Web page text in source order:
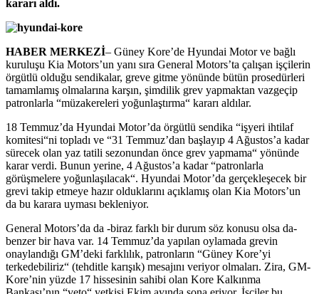
kararı aldı.
HABER MERKEZİ– Güney Kore’de Hyundai Motor ve bağlı
kuruluşu Kia Motors’un yanı sıra General Motors’ta çalışan işçilerin
örgütlü olduğu sendikalar, greve gitme yönünde bütün prosedürleri
tamamlamış olmalarına karşın, şimdilik grev yapmaktan vazgeçip
patronlarla “müzakereleri yoğunlaştırma“ kararı aldılar.
18 Temmuz’da Hyundai Motor’da örgütlü sendika “işyeri ihtilaf
komitesi“ni topladı ve “31 Temmuz’dan başlayıp 4 Ağustos’a kadar
sürecek olan yaz tatili sezonundan önce grev yapmama“ yönünde
karar verdi. Bunun yerine, 4 Ağustos’a kadar “patronlarla
görüşmelere yoğunlaşılacak“. Hyundai Motor’da gerçekleşecek bir
grevi takip etmeye hazır olduklarını açıklamış olan Kia Motors’un
da bu karara uyması bekleniyor.
General Motors’da da -biraz farklı bir durum söz konusu olsa da-
benzer bir hava var. 14 Temmuz’da yapılan oylamada grevin
onaylandığı GM’deki farklılık, patronların “Güney Kore’yi
terkedebiliriz“ (tehditle karışık) mesajını veriyor olmaları. Zira, GM-
Kore’nin yüzde 17 hissesinin sahibi olan Kore Kalkınma